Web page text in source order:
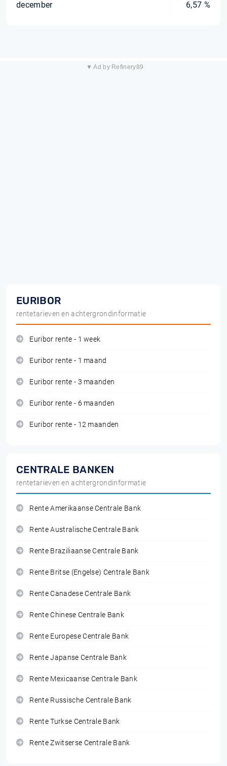
december 6,57 %
▼ Ad by Refinery89
EURIBOR
rentetarieven en achtergrondinformatie
Euribor rente - 1 week
Euribor rente - 1 maand
Euribor rente - 3 maanden
Euribor rente - 6 maanden
Euribor rente - 12 maanden
CENTRALE BANKEN
rentetarieven en achtergrondinformatie
Rente Amerikaanse Centrale Bank
Rente Australische Centrale Bank
Rente Braziliaanse Centrale Bank
Rente Britse (Engelse) Centrale Bank
Rente Canadese Centrale Bank
Rente Chinese Centrale Bank
Rente Europese Centrale Bank
Rente Japanse Centrale Bank
Rente Mexicaanse Centrale Bank
Rente Russische Centrale Bank
Rente Turkse Centrale Bank
Rente Zwitserse Centrale Bank